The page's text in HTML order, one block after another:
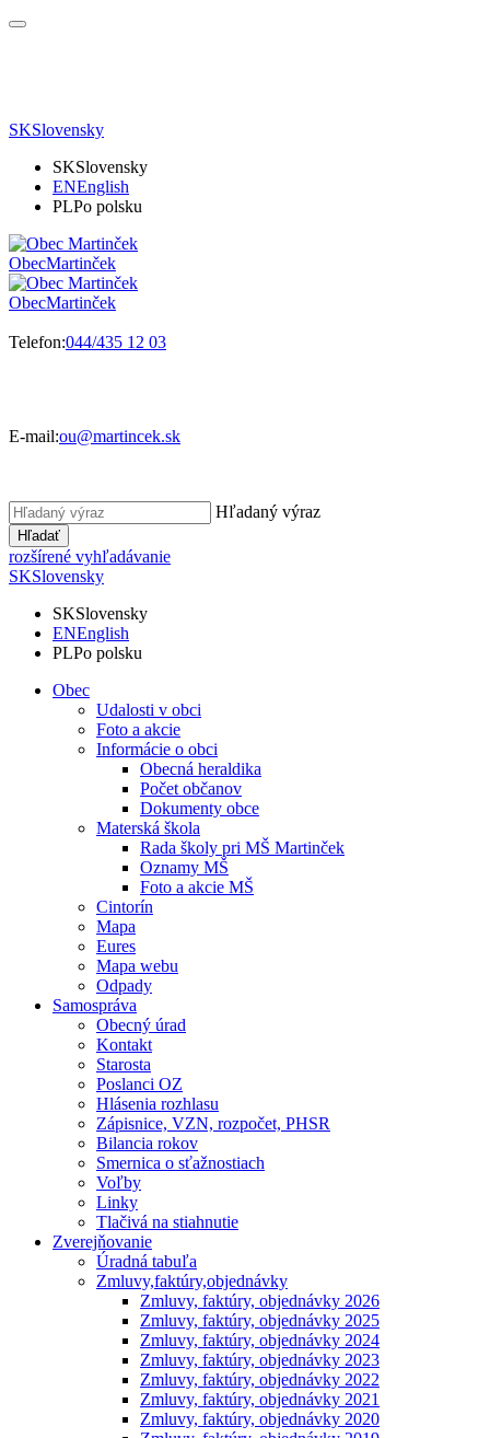
SKSlovensky
SKSlovensky
ENEnglish
PLPo polsku
ObecMartinček
ObecMartinček
Telefon:044/435 12 03
E-mail:ou@martincek.sk
Hľadaný výraz
Hľadať
rozšírené vyhľadávanie
SKSlovensky
SKSlovensky
ENEnglish
PLPo polsku
Obec
Udalosti v obci
Foto a akcie
Informácie o obci
Obecná heraldika
Počet občanov
Dokumenty obce
Materská škola
Rada školy pri MŠ Martinček
Oznamy MŠ
Foto a akcie MŠ
Cintorín
Mapa
Eures
Mapa webu
Odpady
Samospráva
Obecný úrad
Kontakt
Starosta
Poslanci OZ
Hlásenia rozhlasu
Zápisnice, VZN, rozpočet, PHSR
Bilancia rokov
Smernica o sťažnostiach
Voľby
Linky
Tlačivá na stiahnutie
Zverejňovanie
Úradná tabuľa
Zmluvy,faktúry,objednávky
Zmluvy, faktúry, objednávky 2026
Zmluvy, faktúry, objednávky 2025
Zmluvy, faktúry, objednávky 2024
Zmluvy, faktúry, objednávky 2023
Zmluvy, faktúry, objednávky 2022
Zmluvy, faktúry, objednávky 2021
Zmluvy, faktúry, objednávky 2020